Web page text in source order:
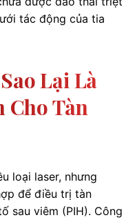
tác động của tia
Lại Là
Cho Tàn
loại laser, nhưng
để điều trị tàn
sau viêm (PIH). Công